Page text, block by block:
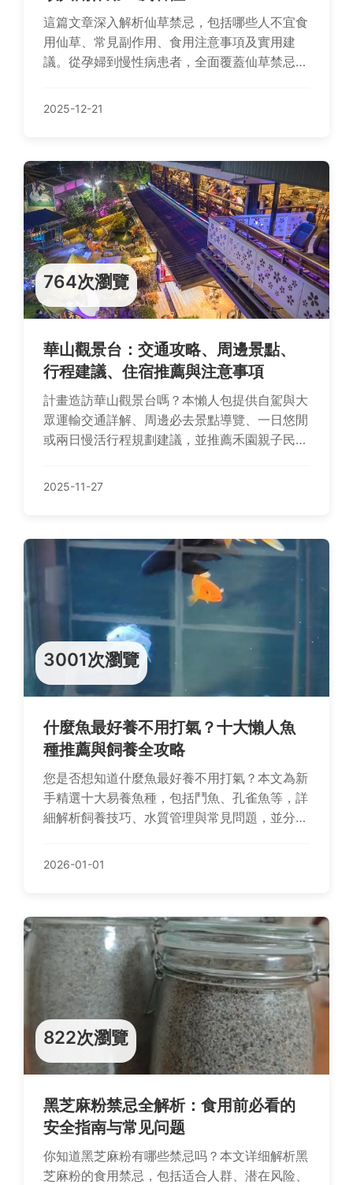
這篇文章深入解析仙草禁忌，包括哪些人不宜食
用仙草、常見副作用、食用注意事項及實用建
議。從孕婦到慢性病患者，全面覆蓋仙草禁忌的
2025-12-21
764次瀏覽
華山觀景台：交通攻略、周邊景點、
行程建議、住宿推薦與注意事項
計畫造訪華山觀景台嗎？本懶人包提供自駕與大
眾運輸交通詳解、周邊必去景點導覽、一日悠閒
或兩日慢活行程規劃建議，並推薦禾園親子民宿
見問答，助您輕鬆規劃完美旅程。
2025-11-27
3001次瀏覽
什麼魚最好養不用打氣？十大懶人魚
種推薦與飼養全攻略
您是否想知道什麼魚最好養不用打氣？本文為新
手精選十大易養魚種，包括鬥魚、孔雀魚等，詳
細解析飼養技巧、水質管理與常見問題，並分享
錯誤。
2026-01-01
822次瀏覽
黑芝麻粉禁忌全解析：食用前必看的
安全指南与常见问题
你知道黑芝麻粉有哪些禁忌吗？本文详细解析黑
芝麻粉的食用禁忌，包括适合人群、潜在风险、